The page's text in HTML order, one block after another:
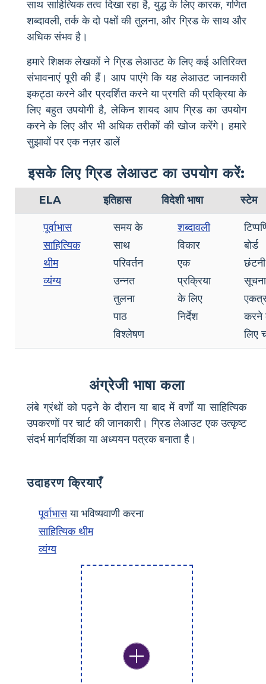
साथ साहित्यिक तत्व दिखा रहा है, युद्ध के लिए कारक, गणित
शब्दावली, तर्क के दो पक्षों की तुलना, और ग्रिड के साथ और
अधिक संभव है।
हमारे शिक्षक लेखकों ने ग्रिड लेआउट के लिए कई अतिरिक्त
संभावनाएं पूरी की हैं। आप पाएंगे कि यह लेआउट जानकारी
इकट्ठा करने और प्रदर्शित करने या प्रगति की प्रक्रिया के
लिए बहुत उपयोगी है, लेकिन शायद आप ग्रिड का उपयोग
करने के लिए और भी अधिक तरीकों की खोज करेंगे। हमारे
सुझावों पर एक नज़र डालें
इसके लिए ग्रिड लेआउट का उपयोग करें:
ELA इतिहास विदेशी भाषा स्टेम
पूर्वाभास
साहित्यिक
थीम
व्यंग्य
समय के
साथ
परिवर्तन
उन्नत
तुलना
पाठ
विश्लेषण
शब्दावली
विकार
एक
प्रक्रिया
के लिए
निर्देश
बोर्ड
छंटनी
सूचना
करने
लिए
अंग्रेजी भाषा कला
लंबे ग्रंथों को पढ़ने के दौरान या बाद में वर्णों या साहित्यिक
उपकरणों पर चार्ट की जानकारी। ग्रिड लेआउट एक उत्कृष्ट
संदर्भ मार्गदर्शिका या अध्ययन पत्रक बनाता है।
उदाहरण क्रियाएँ
पूर्वाभासया भविष्यवाणी करना
साहित्यिक थीम
व्यंग्य